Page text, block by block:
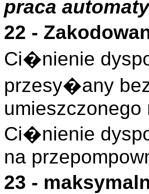
praca
22 -
Ci�nienie
przesy�any
Ci�nienie
na
23 -